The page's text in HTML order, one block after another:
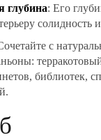
глубина: Его
солидность
с
библиотек,